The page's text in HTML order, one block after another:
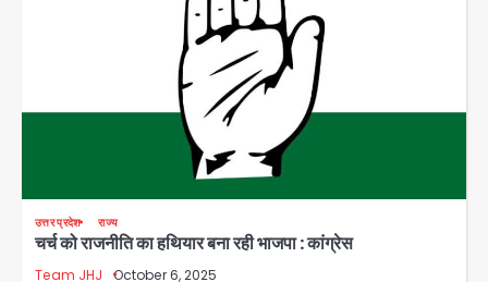
उत्तर प्रदेश राज्य
चर्च को राजनीति का हथियार बना रही भाजपा : कांग्रेस
Team JHJ October 6, 2025